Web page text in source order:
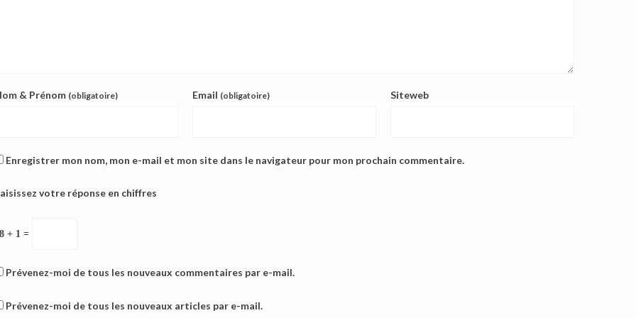
& Prénom (obligatoire) Email (obligatoire) Siteweb
Enregistrer mon nom, mon e-mail et mon site dans le navigateur pour mon prochain commentaire.
votre réponse en chiffres
+ 1 =
Prévenez-moi de tous les nouveaux commentaires par e-mail.
Prévenez-moi de tous les nouveaux articles par e-mail.